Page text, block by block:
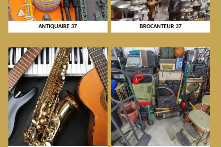
ANTIQUAIRE 37 BROCANTEUR 37